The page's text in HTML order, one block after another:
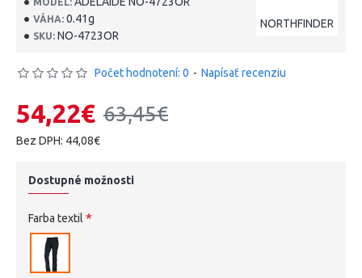
VÁHA: 0.41g
SKU: NO-4723OR
NORTHFINDER
Počet hodnotení: 0 - Napísať recenziu
63,45€
54,22€
Bez DPH: 44,08€
Dostupné možnosti
Farba textil